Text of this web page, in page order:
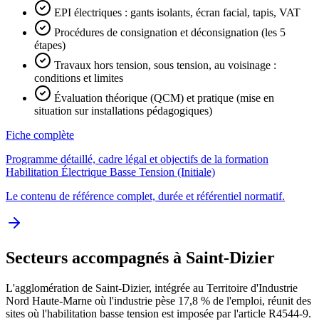
EPI électriques : gants isolants, écran facial, tapis, VAT
Procédures de consignation et déconsignation (les 5
étapes)
Travaux hors tension, sous tension, au voisinage :
conditions et limites
Évaluation théorique (QCM) et pratique (mise en
situation sur installations pédagogiques)
Fiche complète
Programme détaillé, cadre légal et objectifs de la formation
Habilitation Électrique Basse Tension (Initiale)
Le contenu de référence complet, durée et référentiel normatif.
Secteurs accompagnés à Saint-Dizier
L'agglomération de Saint-Dizier, intégrée au Territoire d'Industrie
Nord Haute-Marne où l'industrie pèse 17,8 % de l'emploi, réunit des
sites où l'habilitation basse tension est imposée par l'article R4544-9.